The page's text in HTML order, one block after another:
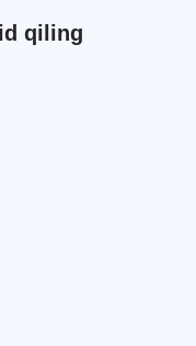
qiling